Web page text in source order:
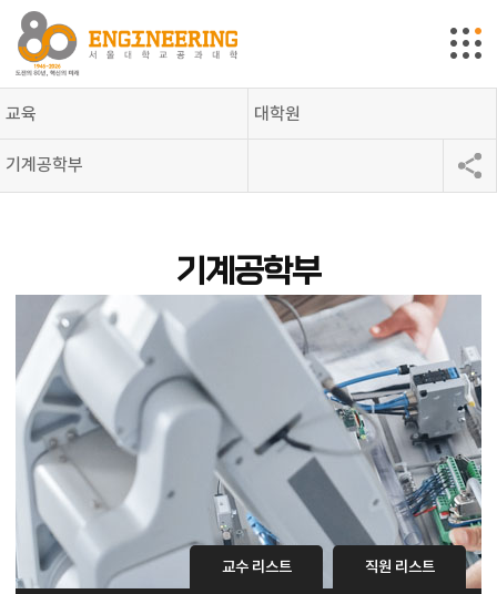
교육 대학원
기계공학부
기계공학부
교수 리스트 직원 리스트